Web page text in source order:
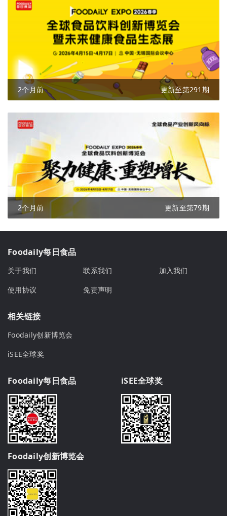
2个月前 更新至第291期
2个月前 更新至第79期
Foodaily每日食品
关于我们 联系我们
加入我们
使用协议
免责声明
相关链接
Foodaily创新博览会
iSEE全球奖
Foodaily每日食品 iSEE全球奖
Foodaily创新博览会